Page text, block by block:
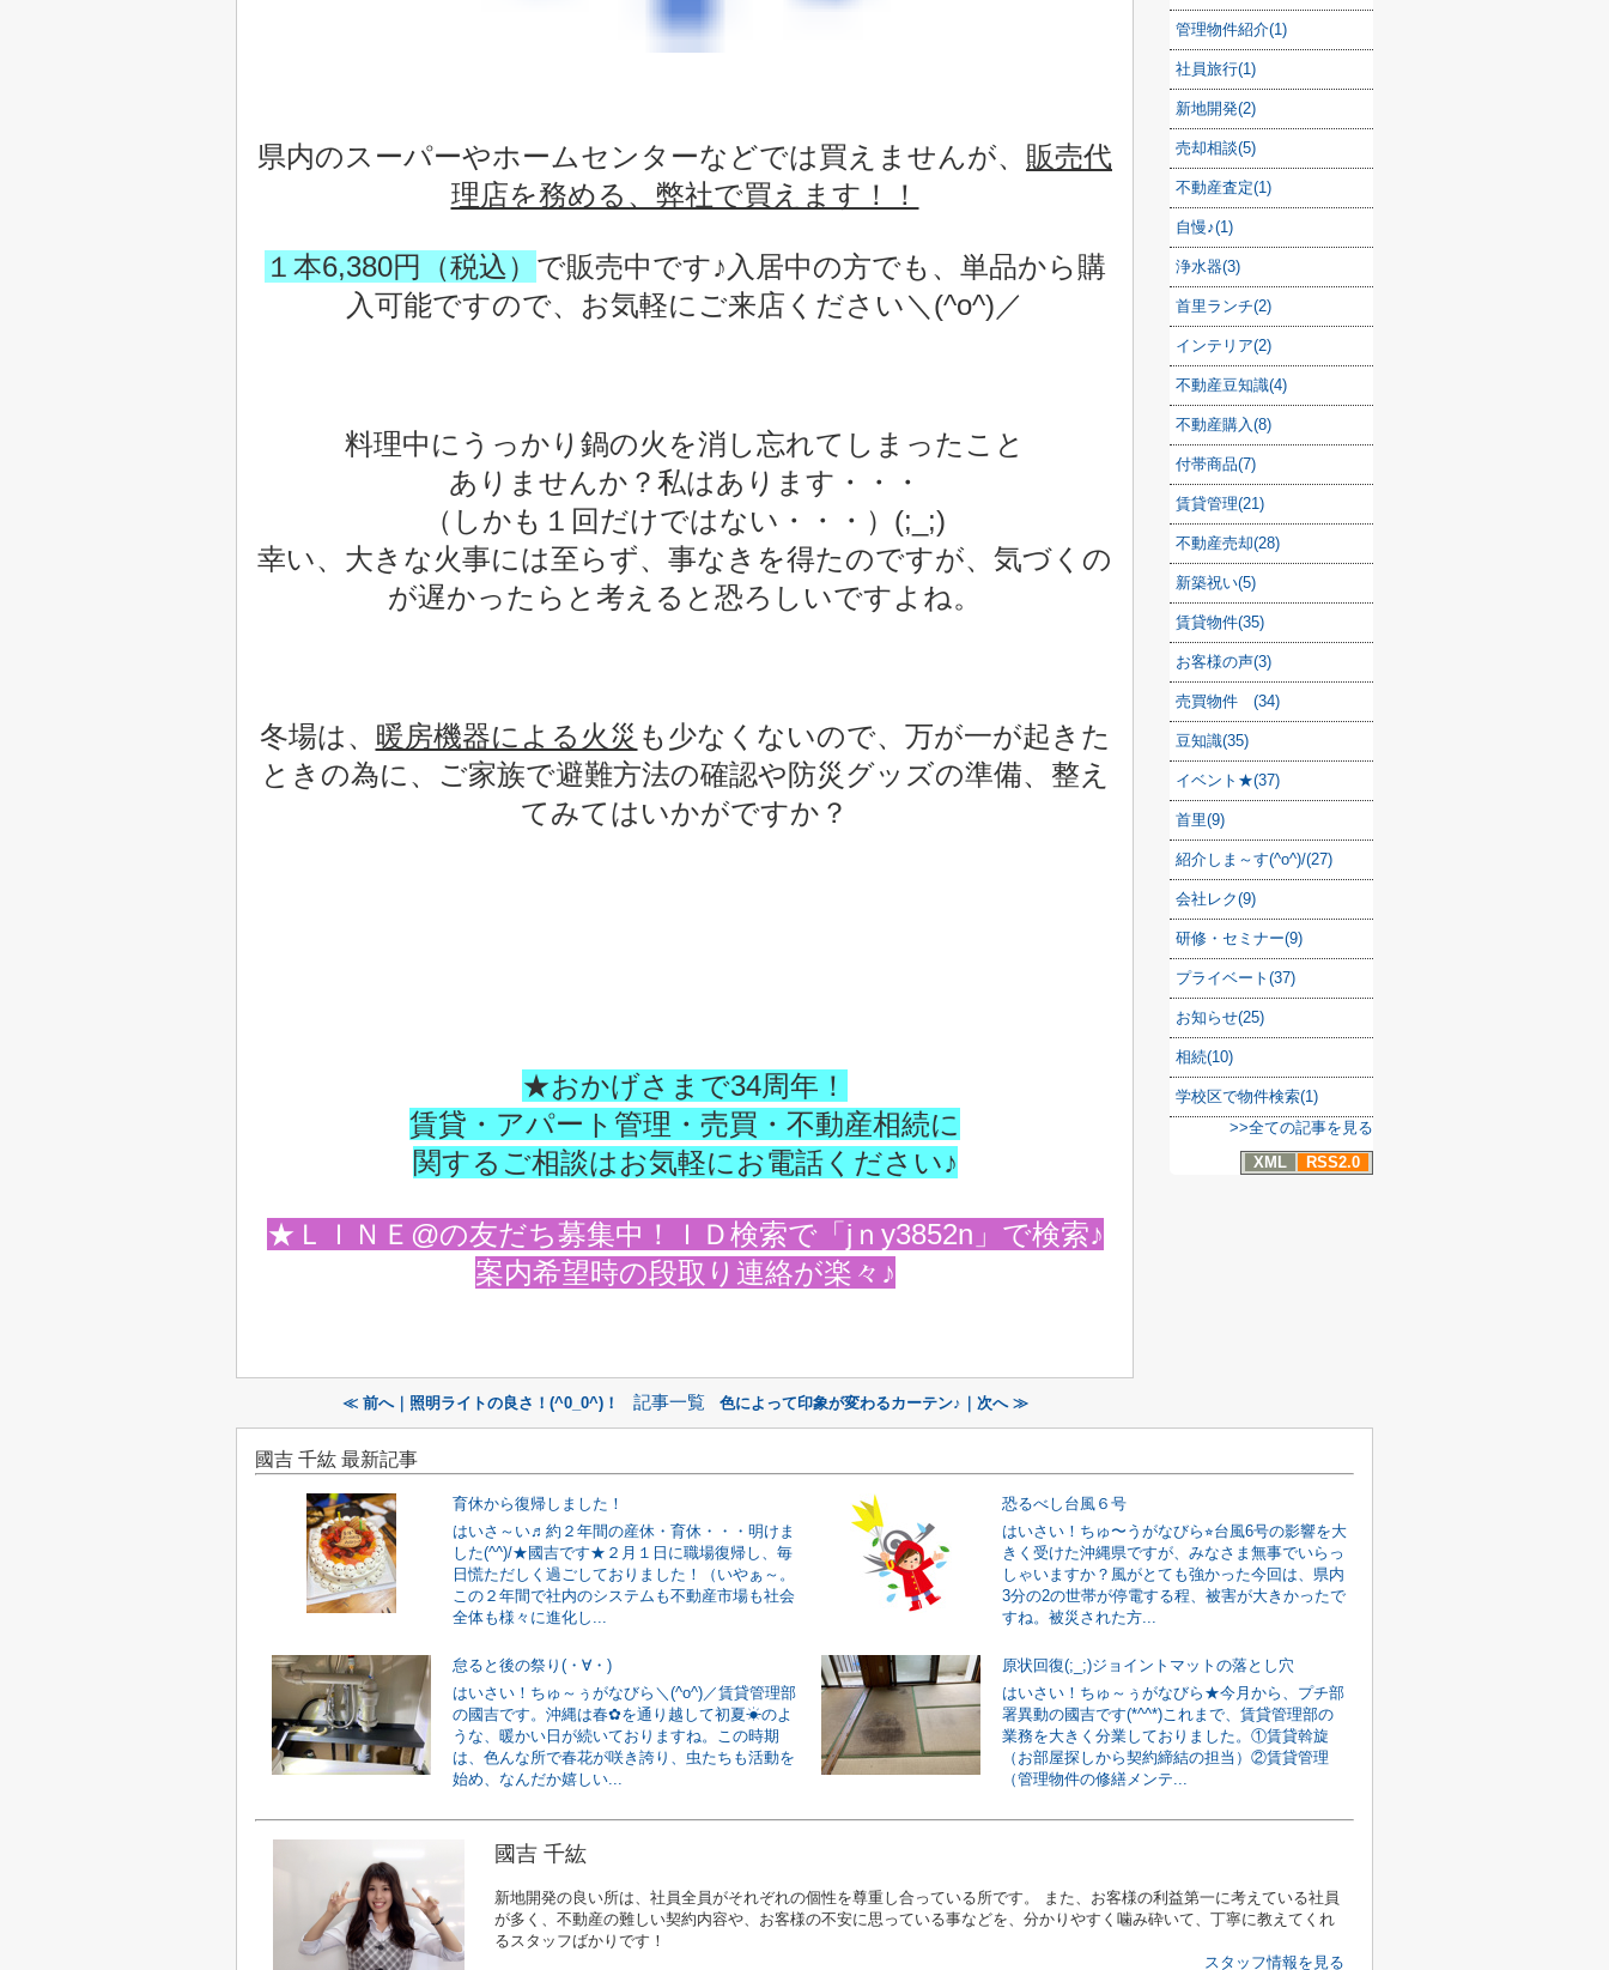
県内のスーパーやホームセンターなどでは買えませんが、 販売代
理店を務める、弊社で買えます！！
１本6,380円（税込） で販売中です♪入居中の方でも、単品から購
入可能ですので、お気軽にご来店ください＼(^o^)／
料理中にうっかり鍋の火を消し忘れてしまったこと
ありませんか？ 私はあります・・・
（しかも１回だけではない・・・）(;_;)
幸い、大きな火事には至らず、事なきを得たのですが、気づくの
が遅かったらと考えると恐ろしいですよね。
冬場は、 暖房機器による火災 も少なくないので、万が一が起きた
ときの為に、ご家族で避難方法の確認や防災グッズの準備、整え
てみてはいかがですか？
★おかげさまで34周年！
賃貸・アパート管理・売買・不動産相続に
関するご相談はお気軽にお電話ください♪
★ＬＩＮＥ@の友だち募集中！ＩＤ検索で「jｎy3852n」で検索♪
案内希望時の段取り連絡が楽々♪
≪ 前へ｜照明ライトの良さ！(^0_0^)！ 記事一覧 色によって印象が変わるカーテン♪｜次へ ≫
管理物件紹介(1)
社員旅行(1)
新地開発(2)
売却相談(5)
不動産査定(1)
自慢♪(1)
浄水器(3)
首里ランチ(2)
インテリア(2)
不動産豆知識(4)
不動産購入(8)
付帯商品(7)
賃貸管理(21)
不動産売却(28)
新築祝い(5)
賃貸物件(35)
お客様の声(3)
売買物件 (34)
豆知識(35)
イベント★(37)
首里(9)
紹介しま～す(^o^)/(27)
会社レク(9)
研修・セミナー(9)
プライベート(37)
お知らせ(25)
相続(10)
学校区で物件検索(1)
>>全ての記事を見る
XML
RSS2.0
國吉 千紘 最新記事
育休から復帰しました！
はいさ～い♬約２年間の産休・育休・・・明けま
した(^^)/★國吉です★２月１日に職場復帰し、毎
日慌ただしく過ごしておりました！（いやぁ～。
この２年間で社内のシステムも不動産市場も社会
全体も様々に進化し...
恐るべし台風６号
はいさい！ちゅ〜うがなびら⭐︎台風6号の影響を大
きく受けた沖縄県ですが、みなさま無事でいらっ
しゃいますか？風がとても強かった今回は、県内
3分の2の世帯が停電する程、被害が大きかったで
すね。被災された方...
怠ると後の祭り(・∀・)
はいさい！ちゅ～ぅがなびら＼(^o^)／賃貸管理部
の國吉です。沖縄は春✿を通り越して初夏☀のよ
うな、暖かい日が続いておりますね。この時期
は、色んな所で春花が咲き誇り、虫たちも活動を
始め、なんだか嬉しい...
原状回復(;_;)ジョイントマットの落とし穴
はいさい！ちゅ～ぅがなびら★今月から、プチ部
署異動の國吉です(*^^*)これまで、賃貸管理部の
業務を大きく分業しておりました。①賃貸斡旋
（お部屋探しから契約締結の担当）②賃貸管理
（管理物件の修繕メンテ...
國吉 千紘
新地開発の良い所は、社員全員がそれぞれの個性を尊重し合っている所です。 また、お客様の利益第一に考えている社員
が多く、不動産の難しい契約内容や、お客様の不安に思っている事などを、分かりやすく噛み砕いて、丁寧に教えてくれ
るスタッフばかりです！
スタッフ情報を見る